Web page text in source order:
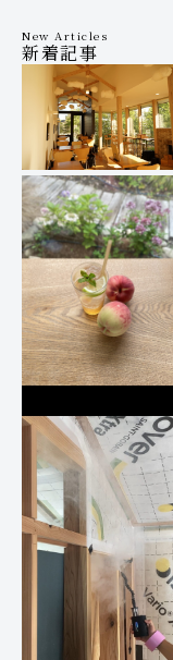
New Articles
新着記事